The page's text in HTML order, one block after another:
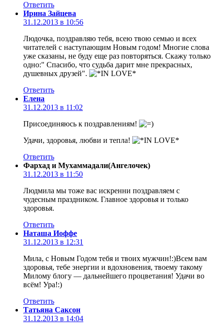
Ответить
Ирина Зайцева
31.12.2013 в 10:56
Людочка, поздравляю тебя, всею твою семью и всех
читателей с наступающим Новым годом! Многие слова
уже сказаны, не буду еще раз повторяться. Скажу только
одно:" Спасибо, что судьба дарит мне прекрасных,
душевных друзей".
Ответить
Елена
31.12.2013 в 11:02
Присоединяюсь к поздравлениям!
Удачи, здоровья, любви и тепла!
Ответить
Фархад и Мухаммадали(Ангелочек)
31.12.2013 в 11:50
Людмила мы тоже вас искренни поздравляем с
чудесным праздником. Главное здоровья и только
здоровья.
Ответить
Наташа Иоффе
31.12.2013 в 12:31
Мила, с Новым Годом тебя и твоих мужчин!:)Всем вам
здоровья, тебе энергии и вдохновения, твоему такому
Милому блогу — дальнейшего процветания! Удачи во
всём! Ура!:)
Ответить
Татьяна Саксон
31.12.2013 в 14:04